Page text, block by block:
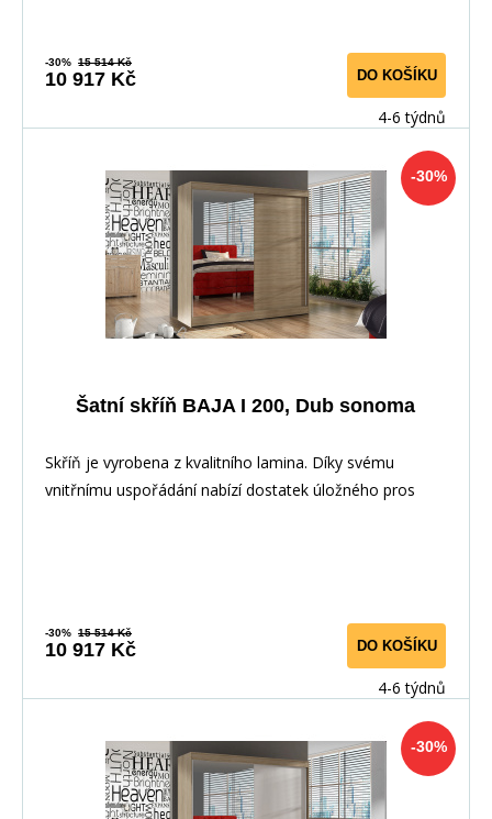
-30% 15 514 Kč
10 917 Kč DO KOŠÍKU
4-6 týdnů
-30%
Šatní skříň BAJA I 200, Dub sonoma
Skříň je vyrobena z kvalitního lamina. Díky svému
vnitřnímu uspořádání nabízí dostatek úložného pros
-30% 15 514 Kč
10 917 Kč DO KOŠÍKU
4-6 týdnů
-30%